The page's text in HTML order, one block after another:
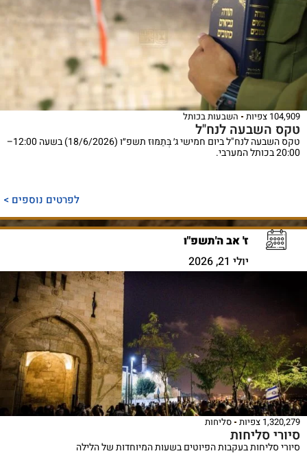
104,909 צפיות השבעות בכותל
טקס השבעה לנח"ל
טקס השבעה לנח"ל ביום חמישי ג׳ בְּתַמּוּז תשפ״ו (18/6/2026) בשעה 12:00–
20:00 בכותל המערבי.
לפרטים נוספים >
ז' אב ה'תשפ"ו
יולי 21, 2026
1,320,279 צפיות סליחות
סיורי סליחות
סיורי סליחות בעקבות הפיוטים בשעות המיוחדות של הלילה